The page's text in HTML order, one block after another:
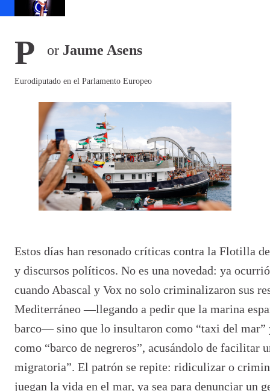
P or Jaume Asens
Eurodiputado en el Parlamento Europeo
Estos días han resonado críticas contra la Flotilla
y discursos políticos. No es una novedad: ya
cuando Abascal y Vox no solo criminalizaron sus
Mediterráneo—llegando a pedir que la marina
barco—sino que lo insultaron como “taxi del mar”
como “barco de negreros”, acusándolo de facilitar
migratoria”. El patrón se repite: ridiculizar o
juegan la vida en el mar, ya sea para denunciar un